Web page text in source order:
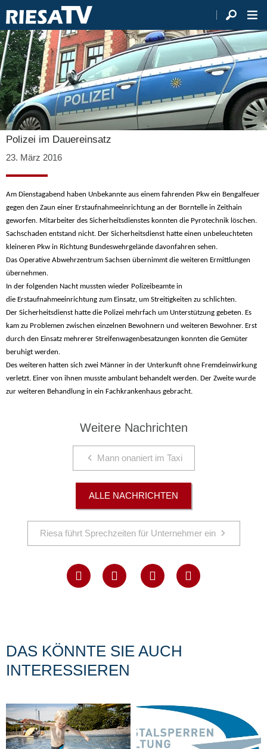
Polizei im Dauereinsatz
23. März 2016
Am Dienstagabend haben Unbekannte aus einem fahrenden Pkw ein Bengalfeuer
gegen den Zaun einer Erstaufnahmeeinrichtung an der Borntelle in Zeithain
geworfen. Mitarbeiter des Sicherheitsdienstes konnten die Pyrotechnik löschen.
Sachschaden entstand nicht. Der Sicherheitsdienst hatte einen unbeleuchteten
kleineren Pkw in Richtung Bundeswehrgelände davonfahren sehen.
Das Operative Abwehrzentrum Sachsen übernimmt die weiteren Ermittlungen
übernehmen.
In der folgenden Nacht mussten wieder Polizeibeamte in
die Erstaufnahmeeinrichtung zum Einsatz, um Streitigkeiten zu schlichten.
Der Sicherheitsdienst hatte die Polizei mehrfach um Unterstützung gebeten. Es
kam zu Problemen zwischen einzelnen Bewohnern und weiteren Bewohner. Erst
durch den Einsatz mehrerer Streifenwagenbesatzungen konnten die Gemüter
beruhigt werden.
Des weiteren hatten sich zwei Männer in der Unterkunft ohne Fremdeinwirkung
verletzt. Einer von ihnen musste ambulant behandelt werden. Der Zweite wurde
zur weiteren Behandlung in ein Fachkrankenhaus gebracht.
Weitere Nachrichten
Mann onaniert im Taxi
ALLE NACHRICHTEN
Riesa führt Sprechzeiten für Unternehmer ein
DAS KÖNNTE SIE AUCH
INTERESSIEREN